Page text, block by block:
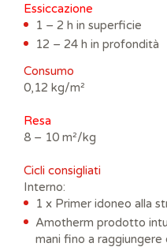
Essiccazione
1 – 2 h in superficie
12 – 24 h in profondità
Consumo
0,12 kg/m²
Resa
8 – 10 m²/kg
Cicli consigliati
Interno:
1 x Primer idoneo alla
Amotherm prodotto
mani fino a